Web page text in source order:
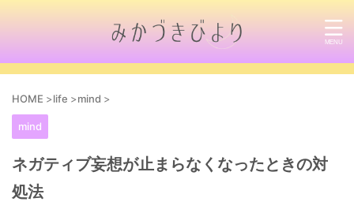
HOME >life >mind >
mind
ネガティブ妄想が止まらなくなったときの対
処法